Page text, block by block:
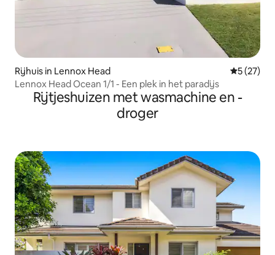
Rijhuis in Lennox Head
5 (27)
Lennox Head Ocean 1/1 - Een plek in het paradijs
Rijtjeshuizen met wasmachine en -
droger